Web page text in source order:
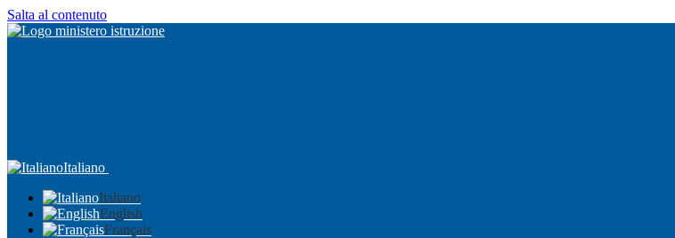
Salta al contenuto
Italiano
Italiano
English
Français